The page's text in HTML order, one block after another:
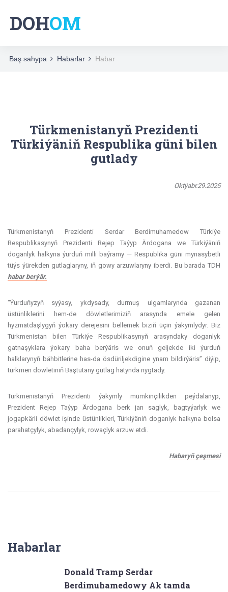
DOHOM
Baş sahypa Habarlar Habar
Türkmenistanyň Prezidenti
Türkiýäniň Respublika güni bilen
gutlady
Oktýabr.29.2025
Türkmenistanyň Prezidenti Serdar Berdimuhamedow Türkiýe
Respublikasynyň Prezidenti Rejep Taýyp Ärdogana we Türkiýäniň
doganlyk halkyna ýurduň milli baýramy — Respublika güni mynasybetli
tüýs ýürekden gutlaglaryny, iň gowy arzuwlaryny iberdi. Bu barada TDH
habar berýär.
“Ýurduňyzyň syýasy, ykdysady, durmuş ulgamlarynda gazanan
üstünliklerini hem-de döwletlerimiziň arasynda emele gelen
hyzmatdaşlygyň ýokary derejesini bellemek biziň üçin ýakymlydyr. Biz
Türkmenistan bilen Türkiýe Respublikasynyň arasyndaky doganlyk
gatnaşyklara ýokary baha berýäris we onuň geljekde iki ýurduň
halklarynyň bähbitlerine has-da ösdüriljekdigine ynam bildirýäris” diýip,
türkmen döwletiniň Baştutany gutlag hatynda nygtady.
Türkmenistanyň Prezidenti ýakymly mümkinçilikden peýdalanyp,
Prezident Rejep Taýyp Ärdogana berk jan saglyk, bagtyýarlyk we
jogapkärli döwlet işinde üstünlikleri, Türkiýäniň doganlyk halkyna bolsa
parahatçylyk, abadançylyk, rowaçlyk arzuw etdi.
Habaryň çeşmesi
Habarlar
Donald Tramp Serdar
Berdimuhamedowy Ak tamda